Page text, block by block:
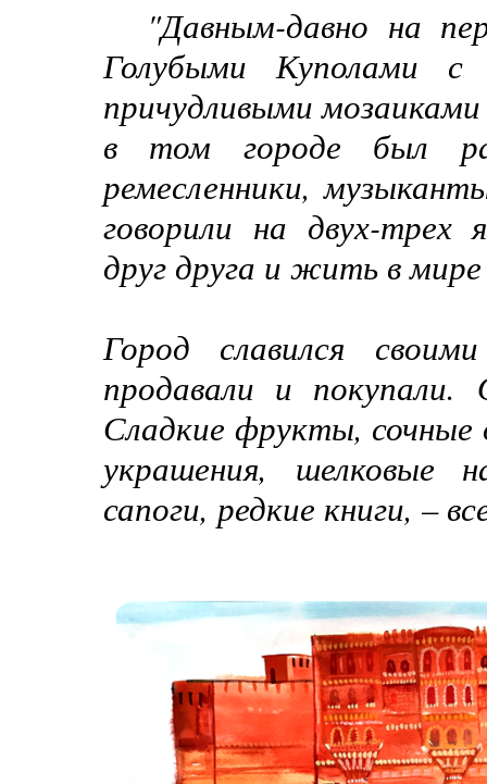
"Давным-давно на
Голубыми Куполами с
причудливыми
в том городе был
ремесленники,
говорили на двух-
друг друга и жить в мире
Город славился
продавали и
Сладкие фрукты, сочные
украшения, шелковые
сапоги, редкие книги, –